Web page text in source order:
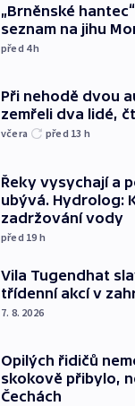
„Brněnské
seznam na jihu
před 4h
Při nehodě dvou
zemřeli dva lidé,
včera před 13 h
Řeky vysychají a
ubývá. Hydrolog:
zadržování vody
před 19 h
Vila Tugendhat
třídenní akcí v
7. 8. 2026
Opilých řidičů
skokově přibylo,
Čechách